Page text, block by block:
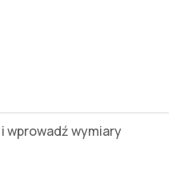
wprowadź wymiary